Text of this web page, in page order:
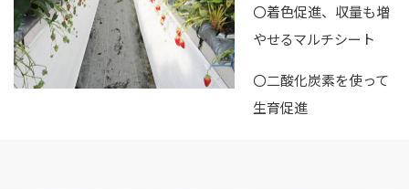
〇着色促進、収量も増
やせるマルチシート
〇二酸化炭素を使って
生育促進